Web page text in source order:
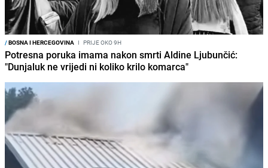
/BOSNA I HERCEGOVINA I PRIJE OKO 9H
Potresna poruka imama nakon smrti Aldine Ljubunčić:
"Dunjaluk ne vrijedi ni koliko krilo komarca"